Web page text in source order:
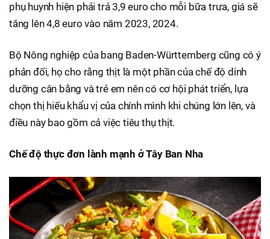
phụ huynh hiện phải trả 3,9 euro cho mỗi bữa trưa, giá sẽ
tăng lên 4,8 euro vào năm 2023, 2024.
Bộ Nông nghiệp của bang Baden-Württemberg cũng có ý
phản đối, họ cho rằng thịt là một phần của chế độ dinh
dưỡng cân bằng và trẻ em nên có cơ hội phát triển, lựa
chọn thị hiếu khẩu vị của chính mình khi chúng lớn lên, và
điều này bao gồm cả việc tiêu thụ thịt.
Chế độ thực đơn lành mạnh ở Tây Ban Nha